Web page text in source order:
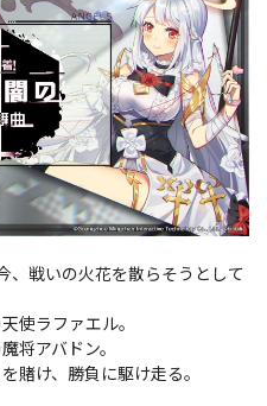
、戦いの火花を散らそうとして
使ラファエル。
将アバドン。
賭け、勝負に駆け走る。